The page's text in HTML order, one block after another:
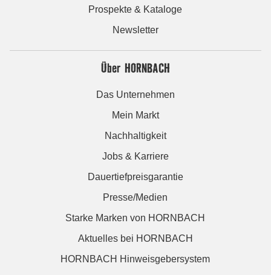
Prospekte & Kataloge
Newsletter
Über HORNBACH
Das Unternehmen
Mein Markt
Nachhaltigkeit
Jobs & Karriere
Dauertiefpreisgarantie
Presse/Medien
Starke Marken von HORNBACH
Aktuelles bei HORNBACH
HORNBACH Hinweisgebersystem